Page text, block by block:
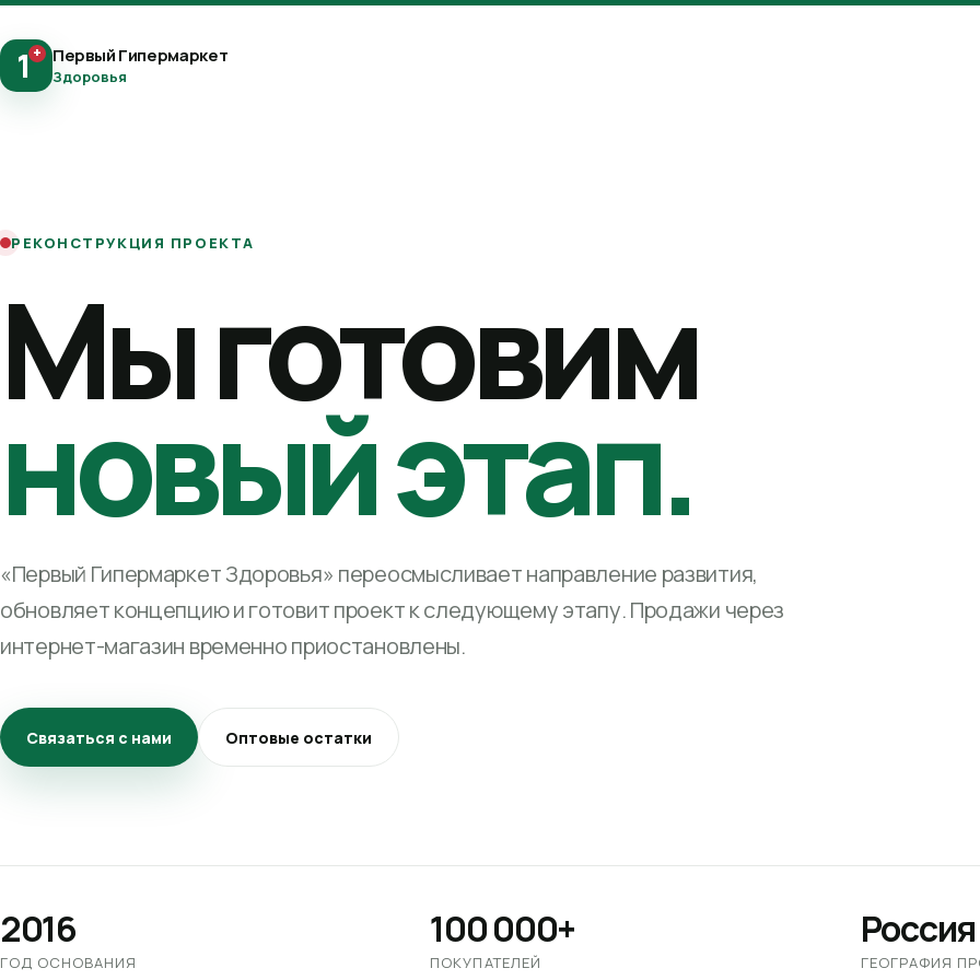
1+ Первый Гипермаркет
Здоровья
РЕКОНСТРУКЦИЯ ПРОЕКТА
Мы готовим
новый этап.
«Первый Гипермаркет Здоровья» переосмысливает направление развития,
обновляет концепцию и готовит проект к следующему этапу. Продажи через
интернет-магазин временно приостановлены.
Связаться с нами Оптовые остатки
2016
ГОД ОСНОВАНИЯ
100 000+
ПОКУПАТЕЛЕЙ
Россия
ГЕОГРАФИЯ